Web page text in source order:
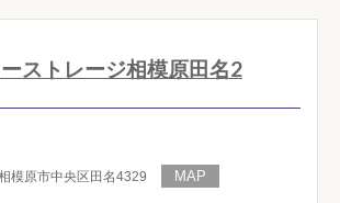
ストレージ相模原田名2
模原市中央区田名4329